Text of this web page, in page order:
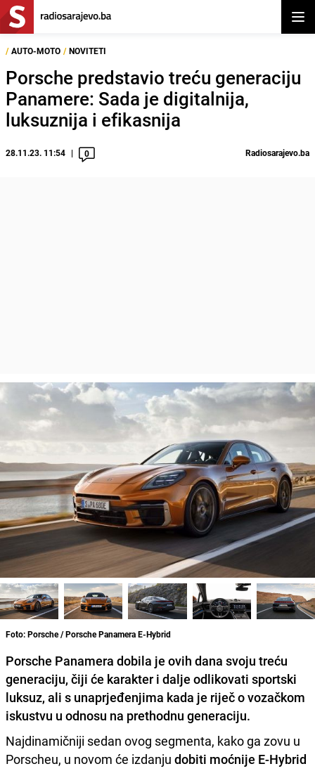
/ AUTO-MOTO / NOVITETI
Porsche predstavio treću generaciju
Panamere: Sada je digitalnija,
luksuznija i efikasnija
28.11.23. 11:54 0 Radiosarajevo.ba
Foto: Porsche / Porsche Panamera E-Hybrid
Porsche Panamera dobila je ovih dana svoju treću
generaciju, čiji će karakter i dalje odlikovati sportski
luksuz, ali s unaprjeđenjima kada je riječ o vozačkom
iskustvu u odnosu na prethodnu generaciju.
Najdinamičniji sedan ovog segmenta, kako ga zovu u
Porscheu, u novom će izdanju dobiti moćnije E-Hybrid